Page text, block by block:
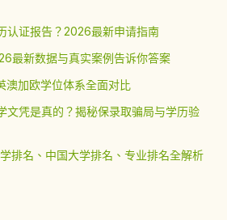
认证报告？2026最新申请指南
最新数据与真实案例告诉你答案
澳加欧学位体系全面对比
文凭是真的？揭秘保录取骗局与学历验
排名、中国大学排名、专业排名全解析